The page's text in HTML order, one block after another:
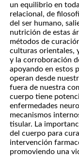
un equilibrio en
relacional, de
del ser humano,
nutrición de estas
métodos de
culturas orientales,
y la corroboración
apoyando en estos
operan desde
fuera de nuestra
cuerpo tiene
enfermedades
mecanismos
tisular. La
del cuerpo para
intervención
promoviendo una